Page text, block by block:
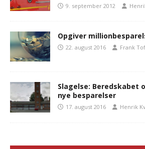
9. september 2012
Opgiver
22. august 2016 Frank
Slagelse: Beredskabet
nye besparelser
17. august 2016 Henrik